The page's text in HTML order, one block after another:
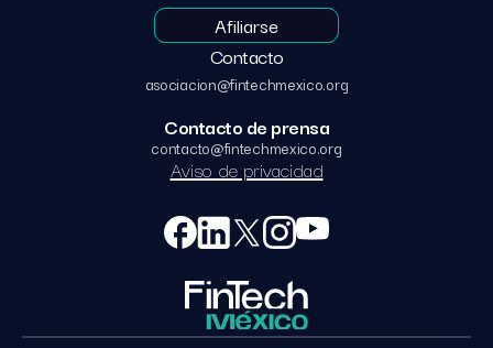
Afiliarse
Contacto
asociacion@fintechmexico.org
Contacto de prensa
contacto@fintechmexico.org
Aviso de privacidad